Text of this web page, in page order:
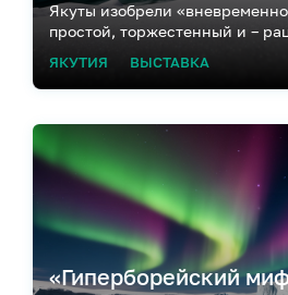
Якуты изобрели
простой, торжестенный и –
ЯКУТИЯ ВЫСТАВКА
«Гиперборейский